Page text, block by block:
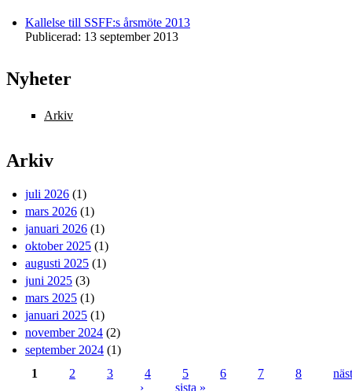
Kallelse till SSFF:s årsmöte 2013
Publicerad: 13 september 2013
Nyheter
Arkiv
Arkiv
juli 2026 (1)
mars 2026 (1)
januari 2026 (1)
oktober 2025 (1)
augusti 2025 (1)
juni 2025 (3)
mars 2025 (1)
januari 2025 (1)
november 2024 (2)
september 2024 (1)
1 2 3 4 5 6 7 8
›
sista »